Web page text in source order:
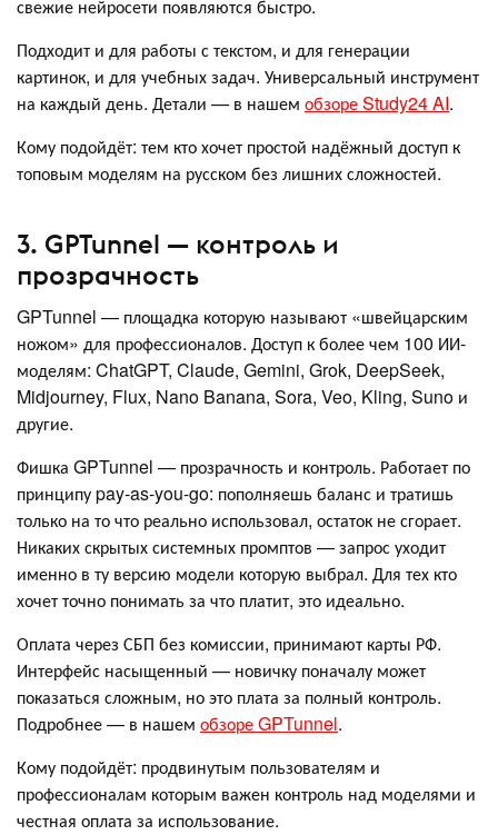
свежие нейросети появляются быстро.
Подходит и для работы с текстом, и для генерации
картинок, и для учебных задач. Универсальный инструмент
на каждый день. Детали — в нашем обзоре Study24 AI.
Кому подойдёт: тем кто хочет простой надёжный доступ к
топовым моделям на русском без лишних сложностей.
3. GPTunnel — контроль и
прозрачность
GPTunnel — площадка которую называют «швейцарским
ножом» для профессионалов. Доступ к более чем 100 ИИ-
моделям: ChatGPT, Claude, Gemini, Grok, DeepSeek,
Midjourney, Flux, Nano Banana, Sora, Veo, Kling, Suno и
другие.
Фишка GPTunnel — прозрачность и контроль. Работает по
принципу pay-as-you-go: пополняешь баланс и тратишь
только на то что реально использовал, остаток не сгорает.
Никаких скрытых системных промптов — запрос уходит
именно в ту версию модели которую выбрал. Для тех кто
хочет точно понимать за что платит, это идеально.
Оплата через СБП без комиссии, принимают карты РФ.
Интерфейс насыщенный — новичку поначалу может
показаться сложным, но это плата за полный контроль.
Подробнее — в нашем обзоре GPTunnel.
Кому подойдёт: продвинутым пользователям и
профессионалам которым важен контроль над моделями и
честная оплата за использование.